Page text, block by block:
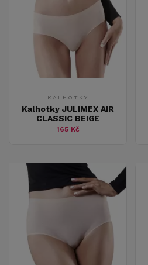
KALHOTKY
Kalhotky JULIMEX AIR
CLASSIC BEIGE
165 Kč